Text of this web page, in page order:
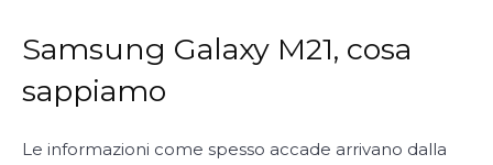
Samsung Galaxy M21, cosa
sappiamo
Le informazioni come spesso accade arrivano dalla